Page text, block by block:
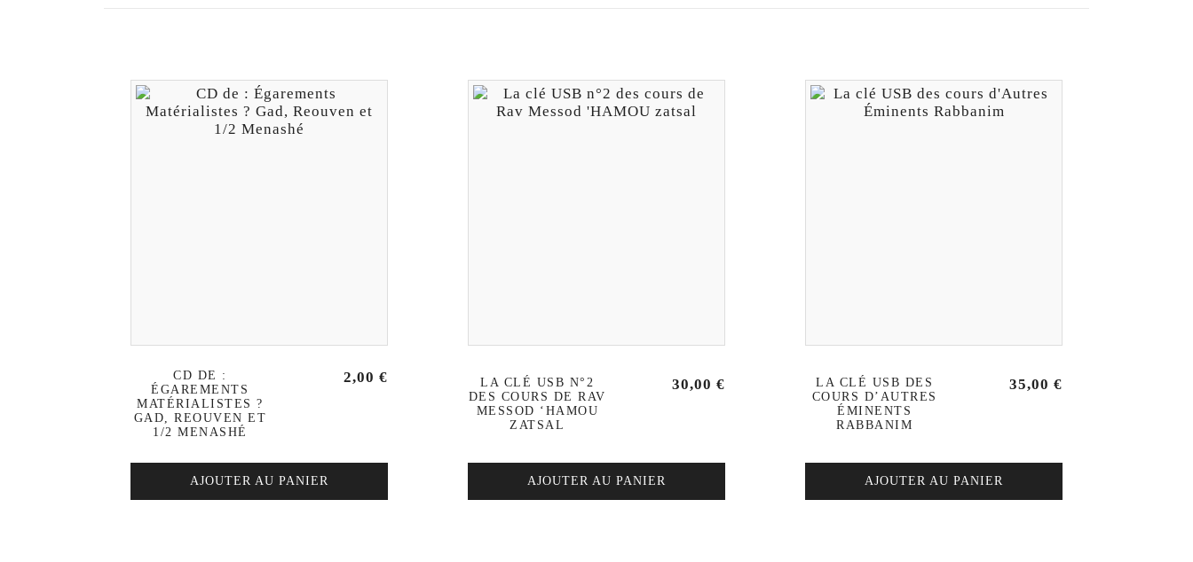
CD DE :
ÉGAREMENTS
MATÉRIALISTES ?
GAD, REOUVEN ET
1/2 MENASHÉ
2,00 €
AJOUTER AU PANIER
LA CLÉ USB N°2
DES COURS DE RAV
MESSOD ‘HAMOU
ZATSAL
30,00 €
AJOUTER AU PANIER
LA CLÉ USB DES
COURS D’AUTRES
ÉMINENTS
RABBANIM
35,00 €
AJOUTER AU PANIER